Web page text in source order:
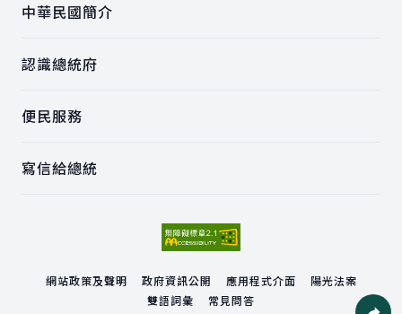
中華民國簡介
認識總統府
便民服務
寫信給總統
網站政策及聲明 政府資訊公開 應用程式介面
陽光法案
雙語詞彙
常見問答